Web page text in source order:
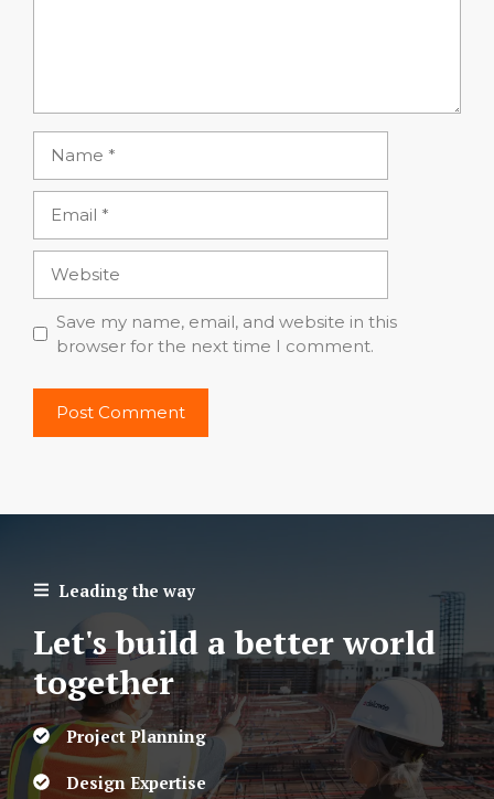
Save my name, email, and website in this
browser for the next time I comment.
Leading the way
Let's build a better world
together
Project Planning
Design Expertise